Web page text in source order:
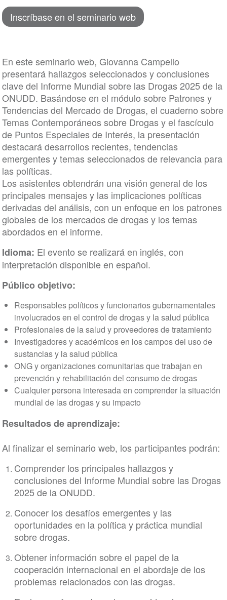
Inscríbase en el seminario web
En este seminario web, Giovanna Campello
presentará hallazgos seleccionados y conclusiones
clave del Informe Mundial sobre las Drogas 2025 de la
ONUDD. Basándose en el módulo sobre Patrones y
Tendencias del Mercado de Drogas, el cuaderno sobre
Temas Contemporáneos sobre Drogas y el fascículo
de Puntos Especiales de Interés, la presentación
destacará desarrollos recientes, tendencias
emergentes y temas seleccionados de relevancia para
las políticas.
Los asistentes obtendrán una visión general de los
principales mensajes y las implicaciones políticas
derivadas del análisis, con un enfoque en los patrones
globales de los mercados de drogas y los temas
abordados en el informe.
Idioma: El evento se realizará en inglés, con
interpretación disponible en español.
Público objetivo:
Responsables políticos y funcionarios gubernamentales
involucrados en el control de drogas y la salud pública
Profesionales de la salud y proveedores de tratamiento
Investigadores y académicos en los campos del uso de
sustancias y la salud pública
ONG y organizaciones comunitarias que trabajan en
prevención y rehabilitación del consumo de drogas
Cualquier persona interesada en comprender la situación
mundial de las drogas y su impacto
Resultados de aprendizaje:
Al finalizar el seminario web, los participantes podrán:
Comprender los principales hallazgos y
conclusiones del Informe Mundial sobre las Drogas
2025 de la ONUDD.
Conocer los desafíos emergentes y las
oportunidades en la política y práctica mundial
sobre drogas.
Obtener información sobre el papel de la
cooperación internacional en el abordaje de los
problemas relacionados con las drogas.